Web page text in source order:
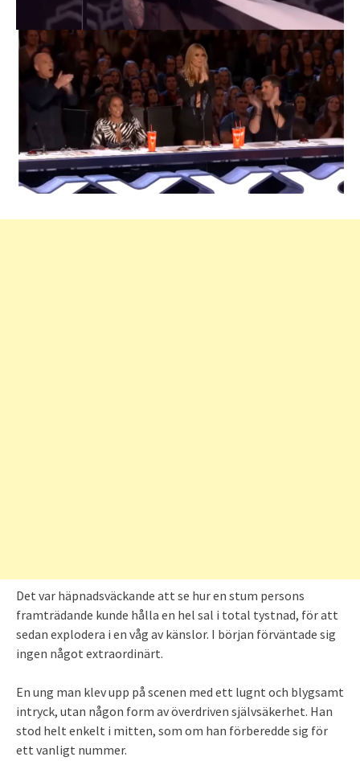
Det var häpnadsväckande att se hur en stum persons
framträdande kunde hålla en hel sal i total tystnad, för att
sedan explodera i en våg av känslor. I början förväntade sig
ingen något extraordinärt.
En ung man klev upp på scenen med ett lugnt och blygsamt
intryck, utan någon form av överdriven självsäkerhet. Han
stod helt enkelt i mitten, som om han förberedde sig för
ett vanligt nummer.